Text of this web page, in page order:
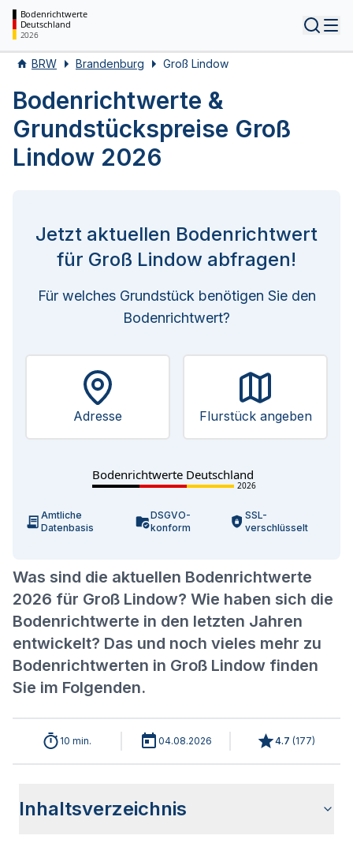
Bodenrichtwerte
Deutschland
2026
BRW Brandenburg Groß Lindow
Bodenrichtwerte &
Grundstückspreise Groß
Lindow 2026
Was sind die aktuellen Bodenrichtwerte
2026 für Groß Lindow? Wie haben sich die
Bodenrichtwerte in den letzten Jahren
entwickelt? Das und noch vieles mehr zu
Bodenrichtwerten in Groß Lindow finden
Sie im Folgenden.
Jetzt aktuellen Bodenrichtwert
für Groß Lindow abfragen!
Für welches Grundstück benötigen Sie den
Bodenrichtwert?
Adresse Flurstück angeben
Bodenrichtwerte Deutschland
2026
Amtliche
Datenbasis
DSGVO-
konform
SSL-
verschlüsselt
10 min. 04.08.2026 4.7 (177)
Inhaltsverzeichnis